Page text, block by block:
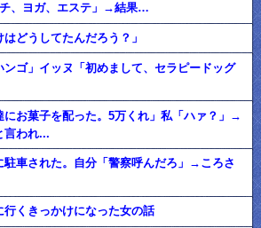
、ヨガ、エステ」→結果…
どうしてたんだろう？」
ゴ」イッヌ「初めまして、セラピードッグ
にお菓子を配った。5万くれ」私「ハァ？」→
言われ...
駐車された。自分「警察呼んだろ」→ころさ
くきっかけになった女の話